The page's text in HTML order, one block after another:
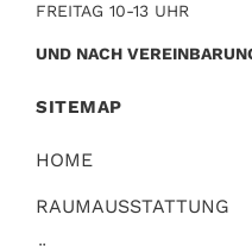
FREITAG 10-13 UHR
UND NACH
SITEMAP
HOME
RAUMAUSSTATTUNG